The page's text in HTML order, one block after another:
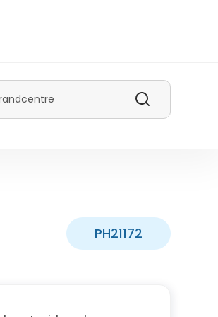
Buscar
PH21172